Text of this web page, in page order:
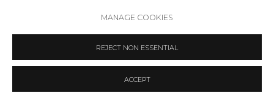
MANAGE COOKIES
REJECT NON ESSENTIAL
ACCEPT